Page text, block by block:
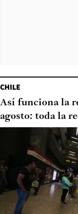
CHILE
Así funciona la
agosto: toda la